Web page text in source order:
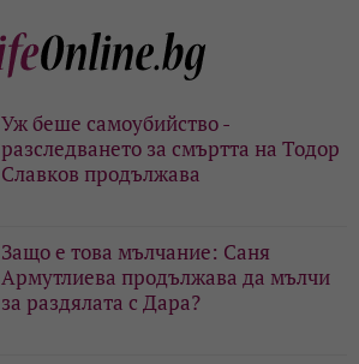
Уж беше самоубийство -
разследването за смъртта на Тодор
Славков продължава
Защо е това мълчание: Саня
Армутлиева продължава да мълчи
за раздялата с Дара?